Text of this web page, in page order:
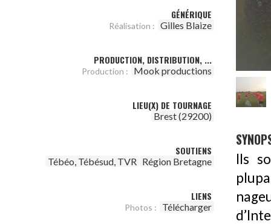
GÉNÉRIQUE
Réalisation : Gilles Blaize
PRODUCTION, DISTRIBUTION, ...
Production : Mook productions
LIEU(X) DE TOURNAGE
Brest (29200)
SOUTIENS
Tébéo, Tébésud, TVR Région Bretagne
LIENS
Photos : Télécharger
Ils